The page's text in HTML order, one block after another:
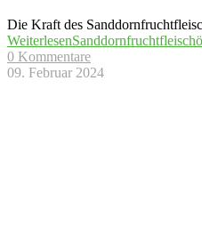
Die Kraft des
Weiterlesen
0 Kommentare
09. Februar 2024